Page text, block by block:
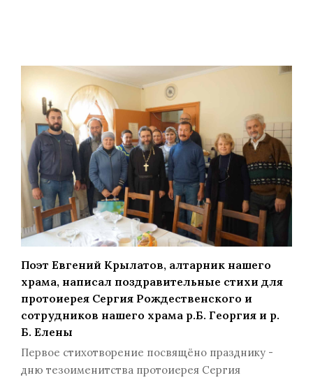
Поэт Евгений Крылатов, алтарник нашего
храма, написал поздравительные стихи для
протоиерея Сергия Рождественского и
сотрудников нашего храма р.Б. Георгия и р.
Б. Елены
Первое стихотворение посвящёно празднику -
дню тезоименитства протоиерея Сергия